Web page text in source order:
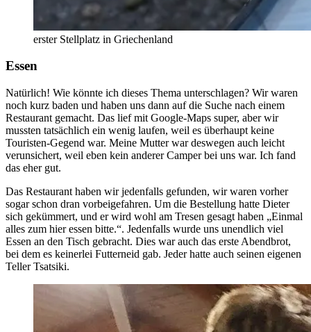
erster Stellplatz in Griechenland
Essen
Natürlich! Wie könnte ich dieses Thema unterschlagen? Wir waren
noch kurz baden und haben uns dann auf die Suche nach einem
Restaurant gemacht. Das lief mit Google-Maps super, aber wir
mussten tatsächlich ein wenig laufen, weil es überhaupt keine
Touristen-Gegend war. Meine Mutter war deswegen auch leicht
verunsichert, weil eben kein anderer Camper bei uns war. Ich fand
das eher gut.
Das Restaurant haben wir jedenfalls gefunden, wir waren vorher
sogar schon dran vorbeigefahren. Um die Bestellung hatte Dieter
sich gekümmert, und er wird wohl am Tresen gesagt haben „Einmal
alles zum hier essen bitte.“. Jedenfalls wurde uns unendlich viel
Essen an den Tisch gebracht. Dies war auch das erste Abendbrot,
bei dem es keinerlei Futterneid gab. Jeder hatte auch seinen eigenen
Teller Tsatsiki.